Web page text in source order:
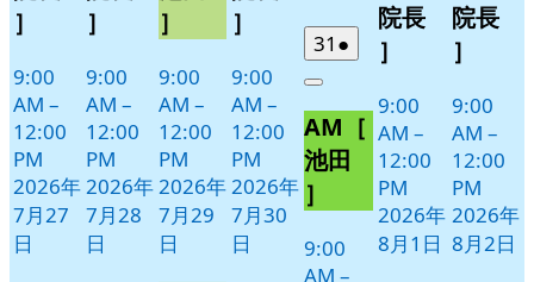
日
ト)
］
9:00
AM –
12:00
PM
2026年
7月27
日
日
ト)
］
9:00
AM –
12:00
PM
2026年
7月28
日
ト)
］
9:00
AM –
12:00
PM
2026年
7月29
日
日
］
9:00
AM –
12:00
PM
2026年
7月30
日
31 2026
年
月
31
●
件
イ
ベ
ト)
Close
AM［
池田
］
9:00
AM –
1
日
ベ
院長
］
9:00
AM –
12:00
PM
2026年
8月1日
2
日
ベ
院長
］
9:00
AM –
12:00
PM
2026年
8月2日